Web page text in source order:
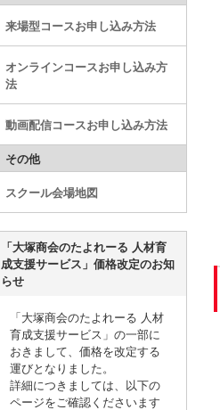
来場型コースお申し込み方法
オンラインコースお申し込み方
法
動画配信コースお申し込み方法
その他
スクール会場地図
「大塚商会のたよれーる 人材育
成支援サービス」価格改定のお知
らせ
「大塚商会のたよれーる 人材
育成支援サービス」の一部に
おきまして、価格を改定する
運びとなりました。
詳細につきましては、以下の
ページをご確認くださいます